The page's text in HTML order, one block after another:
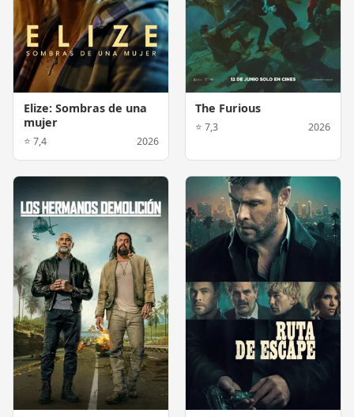
Elize: Sombras de una
mujer
⭐ 7,4 2026
The Furious
⭐ 7,3 2026